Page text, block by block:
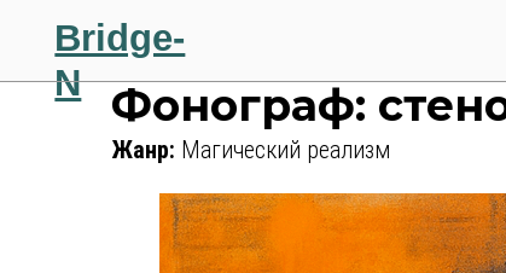
Bridge-
N
Фонограф:
Жанр: Магический реализм